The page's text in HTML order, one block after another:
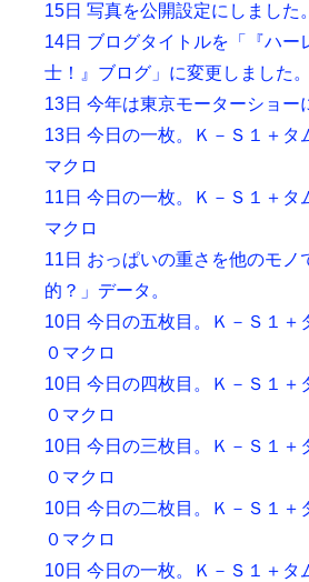
15日 写真を公開設定にしました。
14日 ブログタイトルを「『ハー
士！』ブログ」に変更しました。
13日 今年は東京モーターショー
13日 今日の一枚。Ｋ－Ｓ１＋タ
マクロ
11日 今日の一枚。Ｋ－Ｓ１＋タ
マクロ
11日 おっぱいの重さを他のモノ
的？」データ。
10日 今日の五枚目。Ｋ－Ｓ１＋
０マクロ
10日 今日の四枚目。Ｋ－Ｓ１＋
０マクロ
10日 今日の三枚目。Ｋ－Ｓ１＋
０マクロ
10日 今日の二枚目。Ｋ－Ｓ１＋
０マクロ
10日 今日の一枚。Ｋ－Ｓ１＋タ